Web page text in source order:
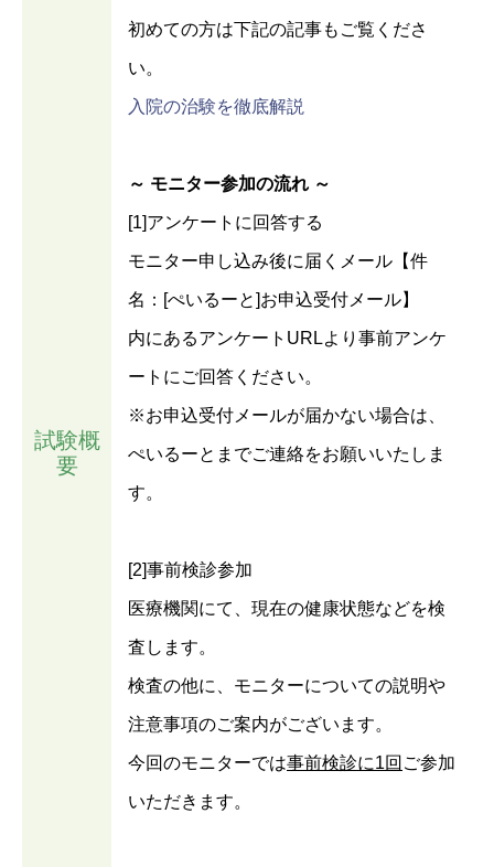
試験概
要
初めての方は下記の記事もご覧くださ
い。
入院の治験を徹底解説
～ モニター参加の流れ ～
[1]アンケートに回答する
モニター申し込み後に届くメール【件
名：[ぺいるーと]お申込受付メール】
内にあるアンケートURLより事前アンケ
ートにご回答ください。
※お申込受付メールが届かない場合は、
ぺいるーとまでご連絡をお願いいたしま
す。
[2]事前検診参加
医療機関にて、現在の健康状態などを検
査します。
検査の他に、モニターについての説明や
注意事項のご案内がございます。
今回のモニターでは事前検診に1回 ご参加
いただきます。